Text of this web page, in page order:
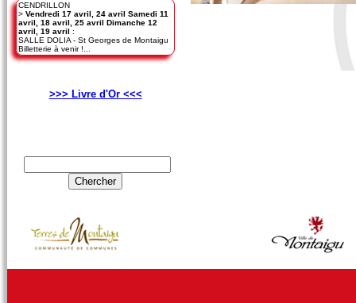
CENDRILLON
> Vendredi 17 avril, 24 avril Samedi 11
avril, 18 avril, 25 avril Dimanche 12
avril, 19 avril :
SALLE DOLIA - St Georges de Montaigu
Billetterie à venir !...
>>> Livre d'Or <<<